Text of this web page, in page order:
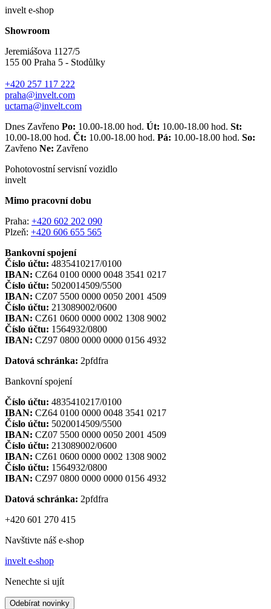
invelt e-shop
Showroom
Jeremiášova 1127/5
155 00 Praha 5 - Stodůlky
+420 257 117 222
praha@invelt.com
uctarna@invelt.com
Dnes Zavřeno Po: 10.00-18.00 hod. Út: 10.00-18.00 hod. St:
10.00-18.00 hod. Čt: 10.00-18.00 hod. Pá: 10.00-18.00 hod. So:
Zavřeno Ne: Zavřeno
Pohotovostní servisní vozidlo
invelt
Mimo pracovní dobu
Praha: +420 602 202 090
Plzeň: +420 606 655 565
Bankovní spojení
Číslo účtu: 4835410217/0100
IBAN: CZ64 0100 0000 0048 3541 0217
Číslo účtu: 5020014509/5500
IBAN: CZ07 5500 0000 0050 2001 4509
Číslo účtu: 213089002/0600
IBAN: CZ61 0600 0000 0002 1308 9002
Číslo účtu: 1564932/0800
IBAN: CZ97 0800 0000 0000 0156 4932
Datová schránka: 2pfdfra
Bankovní spojení
Číslo účtu: 4835410217/0100
IBAN: CZ64 0100 0000 0048 3541 0217
Číslo účtu: 5020014509/5500
IBAN: CZ07 5500 0000 0050 2001 4509
Číslo účtu: 213089002/0600
IBAN: CZ61 0600 0000 0002 1308 9002
Číslo účtu: 1564932/0800
IBAN: CZ97 0800 0000 0000 0156 4932
Datová schránka: 2pfdfra
+420 601 270 415
Navštivte náš e-shop
invelt e-shop
Nenechte si ujít
Odebírat novinky